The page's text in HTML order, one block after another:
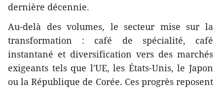
dernière décennie.
Au-delà des volumes, le secteur mise sur la
transformation : café de spécialité, café
instantané et diversification vers des marchés
exigeants tels que l'UE, les États-Unis, le Japon
ou la République de Corée. Ces progrès reposent